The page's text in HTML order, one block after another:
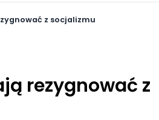
z socjalizmu
rezygnować z